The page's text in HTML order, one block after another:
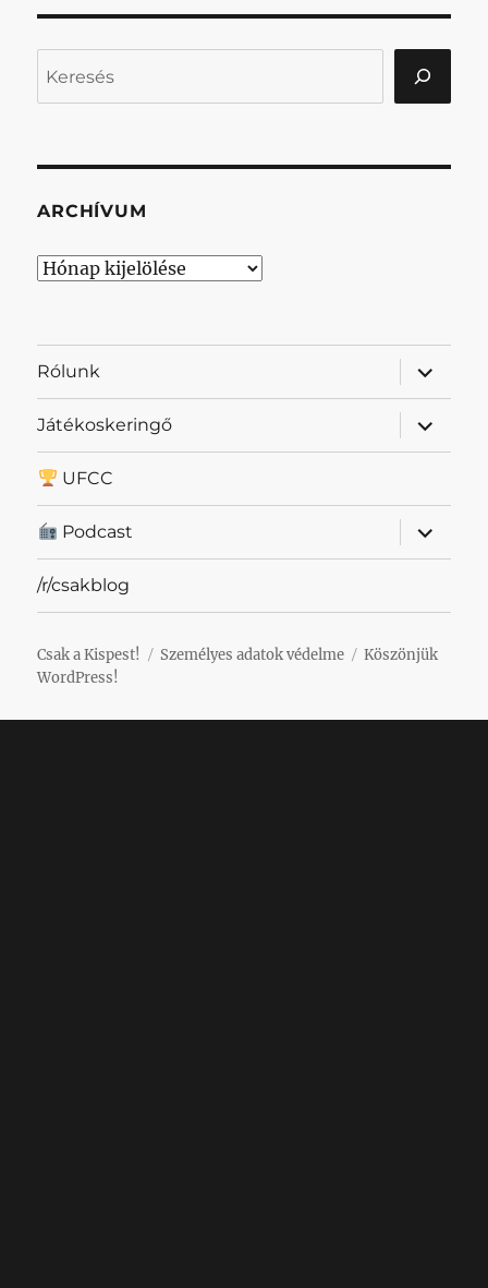
ARCHÍVUM
Archívum
Rólunk
almenü
Játékoskeringő
almenü
UFCC
Podcast
almenü
/r/csakblog
Csak a Kispest! Személyes adatok védelme
Köszönjük
WordPress!